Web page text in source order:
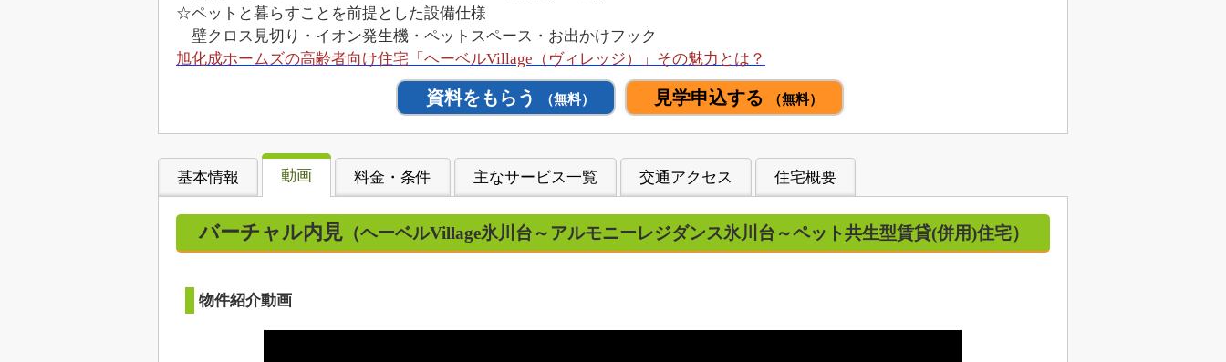
☆ペットと暮らすことを前提とした設備仕様
壁クロス見切り・イオン発生機・ペットスペース・お出かけフック
旭化成ホームズの高齢者向け住宅「ヘーベルVillage（ヴィレッジ）」その魅力とは？
資料をもらう （無料） 見学申込する （無料）
基本情報 動画 料金・条件 主なサービス一覧 交通アクセス 住宅概要
バーチャル内見 （ヘーベルVillage氷川台～アルモニーレジダンス氷川台～ペット共生型賃貸(併用)住宅）
物件紹介動画